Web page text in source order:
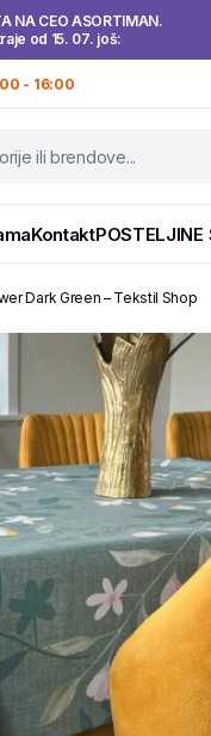
NA CEO ASORTIMAN.
od 15. 07. još:
- 16:00
KontaktPOSTELJINE
Dark Green – Tekstil Shop